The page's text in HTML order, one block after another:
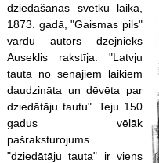
dziedāšanas svētku laikā,
1873. gadā, "Gaismas pils"
vārdu autors dzejnieks
Auseklis rakstīja: "Latvju
tauta no senajiem laikiem
daudzināta un dēvēta par
dziedātāju tautu". Teju 150
gadus vēlāk
pašraksturojums
"dziedātāju tauta" ir viens